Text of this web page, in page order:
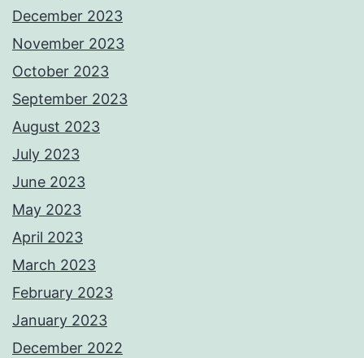
December 2023
November 2023
October 2023
September 2023
August 2023
July 2023
June 2023
May 2023
April 2023
March 2023
February 2023
January 2023
December 2022